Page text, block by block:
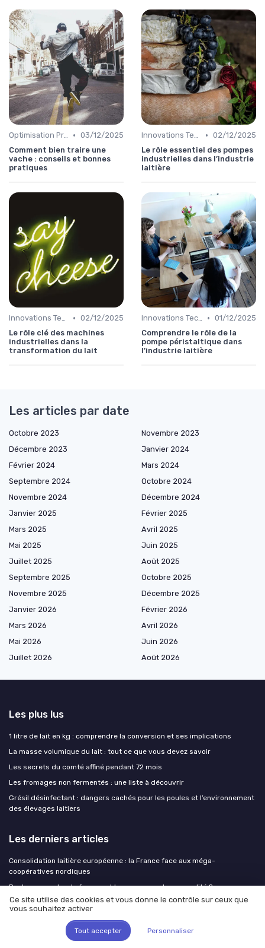
Optimisation Production • 03/12/2025
Comment bien traire une
vache : conseils et bonnes
pratiques
Innovations Technologiques • 02/12/2025
Le rôle essentiel des pompes
industrielles dans l’industrie
laitière
Innovations Technologiques • 02/12/2025
Le rôle clé des machines
industrielles dans la
transformation du lait
Innovations Technologiques • 01/12/2025
Comprendre le rôle de la
pompe péristaltique dans
l’industrie laitière
Les articles par date
Octobre 2023
Novembre 2023
Décembre 2023
Janvier 2024
Février 2024
Mars 2024
Septembre 2024
Octobre 2024
Novembre 2024
Décembre 2024
Janvier 2025
Février 2025
Mars 2025
Avril 2025
Mai 2025
Juin 2025
Juillet 2025
Août 2025
Septembre 2025
Octobre 2025
Novembre 2025
Décembre 2025
Janvier 2026
Février 2026
Mars 2026
Avril 2026
Mai 2026
Juin 2026
Juillet 2026
Août 2026
Les plus lus
1 litre de lait en kg : comprendre la conversion et ses implications
La masse volumique du lait : tout ce que vous devez savoir
Les secrets du comté affiné pendant 72 mois
Les fromages non fermentés : une liste à découvrir
Grésil désinfectant : dangers cachés pour les poules et l’environnement
des élevages laitiers
Les derniers articles
Consolidation laitière européenne : la France face aux méga-
coopératives nordiques
Peut on congeler du fromage blanc sans perdre sa qualité ?
Modernisation des sites laitiers : ce que le milliard d'euros de Lactalis
révèle des priorités industrielles
Le réfrigérant R12 : héritage du « refrigerant gas r12 » et défis
environnementaux pour l’industrie laitière
Ce site utilise des cookies et vous donne le contrôle sur ceux que
vous souhaitez activer
Tout accepter Personnaliser